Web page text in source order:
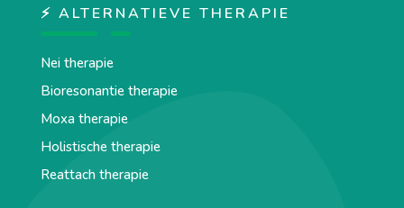
⚡ ALTERNATIEVE THERAPIE
Nei therapie
Bioresonantie therapie
Moxa therapie
Holistische therapie
Reattach therapie